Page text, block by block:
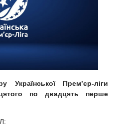
Української Прем’єр-ліги
по двадцять перше